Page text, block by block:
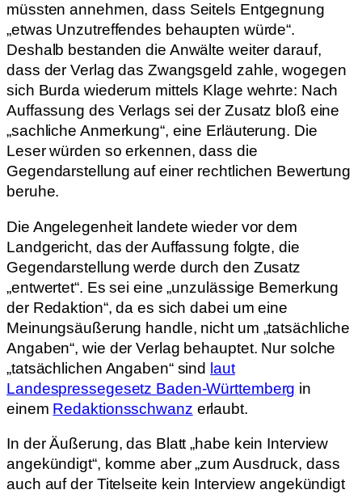
müssten annehmen, dass Seitels Entgegnung
„etwas Unzutreffendes behaupten würde“.
Deshalb bestanden die Anwälte weiter darauf,
dass der Verlag das Zwangsgeld zahle, wogegen
sich Burda wiederum mittels Klage wehrte: Nach
Auffassung des Verlags sei der Zusatz bloß eine
„sachliche Anmerkung“, eine Erläuterung. Die
Leser würden so erkennen, dass die
Gegendarstellung auf einer rechtlichen Bewertung
beruhe.
Die Angelegenheit landete wieder vor dem
Landgericht, das der Auffassung folgte, die
Gegendarstellung werde durch den Zusatz
„entwertet“. Es sei eine „unzulässige Bemerkung
der Redaktion“, da es sich dabei um eine
Meinungsäußerung handle, nicht um „tatsächliche
Angaben“, wie der Verlag behauptet. Nur solche
„tatsächlichen Angaben“ sind laut
Landespressegesetz Baden-Württemberg in
einem Redaktionsschwanz erlaubt.
In der Äußerung, das Blatt „habe kein Interview
angekündigt“, komme aber „zum Ausdruck, dass
auch auf der Titelseite kein Interview angekündigt